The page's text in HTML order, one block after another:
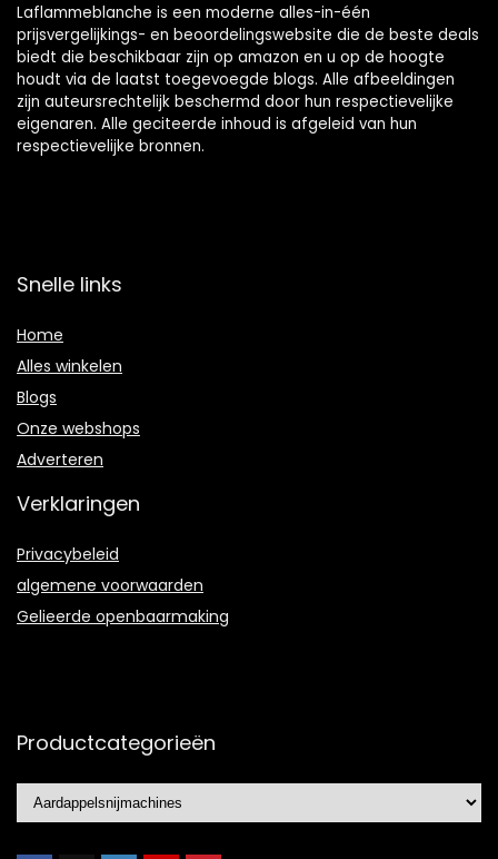
Laflammeblanche is een moderne alles-in-één
prijsvergelijkings- en beoordelingswebsite die de beste deals
biedt die beschikbaar zijn op amazon en u op de hoogte
houdt via de laatst toegevoegde blogs. Alle afbeeldingen
zijn auteursrechtelijk beschermd door hun respectievelijke
eigenaren. Alle geciteerde inhoud is afgeleid van hun
respectievelijke bronnen.
Snelle links
Home
Alles winkelen
Blogs
Onze webshops
Adverteren
Verklaringen
Privacybeleid
algemene voorwaarden
Gelieerde openbaarmaking
Productcategorieën